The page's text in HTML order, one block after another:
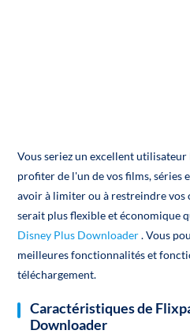
Vous seriez un excellent utilisateur
profiter de l'un de vos films, séries
avoir à limiter ou à restreindre vos
serait plus flexible et économique
Disney Plus Downloader. Vous
meilleures fonctionnalités et
téléchargement.
Caractéristiques de
Downloader